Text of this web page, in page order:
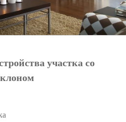
участка со